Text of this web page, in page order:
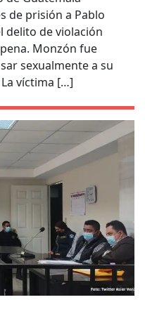
de prisión a Pablo
delito de violación
Monzón fue
sexualmente a su
víctima […]